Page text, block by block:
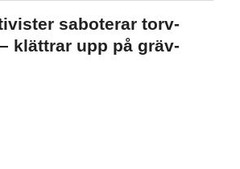
saboterar torv­
klättrar upp på gräv­